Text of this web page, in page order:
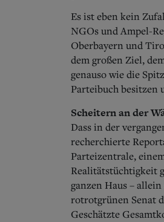
Es ist eben kein
NGOs und Ampel-
Oberbayern und
dem großen Ziel,
genauso wie die
Parteibuch besitzen
Scheitern an der
Dass in der
recherchierte
Parteizentrale,
Realitätstüchtigkeit
ganzen Haus –
rotrotgrünen Senat
Geschätzte